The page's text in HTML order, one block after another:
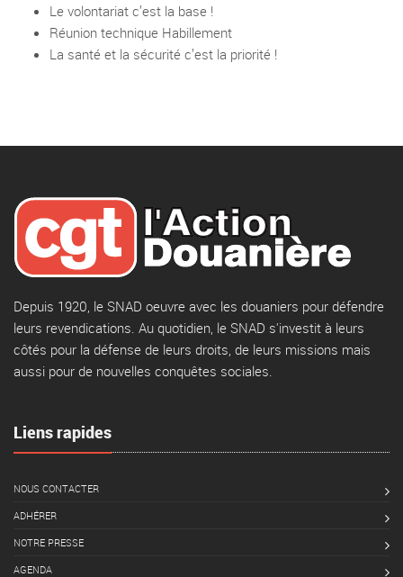
Le volontariat c’est la base !
Réunion technique Habillement
La santé et la sécurité c’est la priorité !
Depuis 1920, le SNAD oeuvre avec les douaniers pour défendre
leurs revendications. Au quotidien, le SNAD s'investit à leurs
côtés pour la défense de leurs droits, de leurs missions mais
aussi pour de nouvelles conquêtes sociales.
Liens rapides
NOUS CONTACTER
ADHÉRER
NOTRE PRESSE
AGENDA